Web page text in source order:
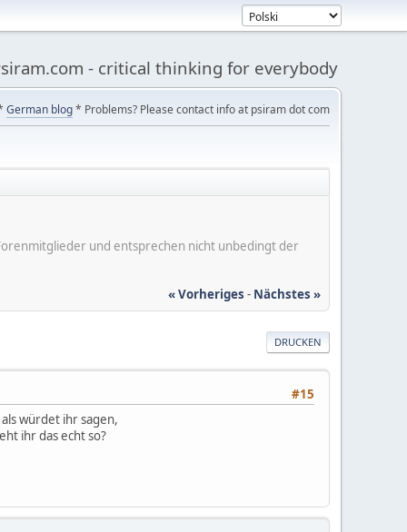
- critical thinking for everybody
German blog* Problems? Please contact info at psiram dot com
und entsprechen nicht unbedingt der
« Vorheriges - Nächstes »
DRUCKEN
#15
würdet ihr sagen,
ihr das echt so?